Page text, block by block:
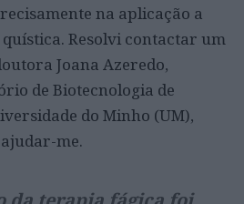
na aplicação a
Resolvi contactar um
Joana Azeredo,
de Biotecnologia de
do Minho (UM),
me.